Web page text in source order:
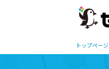
トップページ